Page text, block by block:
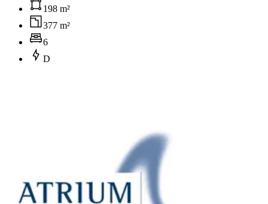
198 m²
377 m²
6
D